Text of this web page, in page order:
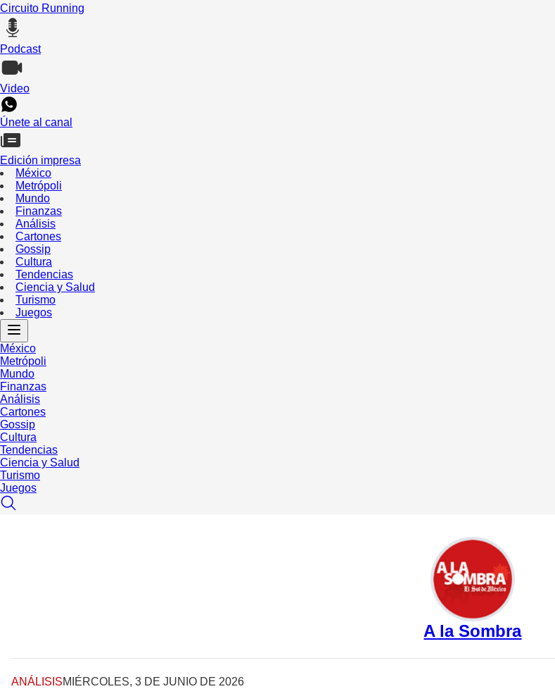
Circuito Running
Podcast
Video
Únete al canal
Edición impresa
México
Metrópoli
Mundo
Finanzas
Análisis
Cartones
Gossip
Cultura
Tendencias
Ciencia y Salud
Turismo
Juegos
México
Metrópoli
Mundo
Finanzas
Análisis
Cartones
Gossip
Cultura
Tendencias
Ciencia y Salud
Turismo
Juegos
A la Sombra
ANÁLISISMIÉRCOLES, 3 DE JUNIO DE 2026